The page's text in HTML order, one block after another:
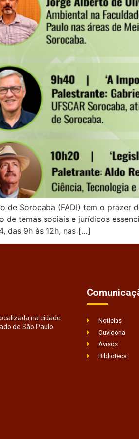
de Sorocaba (FADI) tem o prazer
de temas sociais e jurídicos
das 9h às 12h, nas […]
na cidade
de São Paulo.
Notícias
Ouvidoria
Avisos
Biblioteca